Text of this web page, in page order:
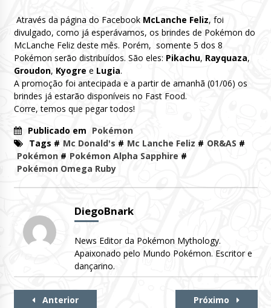
Através da página do Facebook McLanche Feliz, foi
divulgado, como já esperávamos, os brindes de Pokémon do
McLanche Feliz deste mês. Porém, somente 5 dos 8
Pokémon serão distribuídos. São eles: Pikachu, Rayquaza,
Groudon, Kyogre e Lugia.
A promoção foi antecipada e a partir de amanhã (01/06) os
brindes já estarão disponíveis no Fast Food.
Corre, temos que pegar todos!
Publicado em Pokémon
Tags # Mc Donald's # Mc Lanche Feliz # OR&AS #
Pokémon# Pokémon Alpha Sapphire #
Pokémon Omega Ruby
DiegoBnark
News Editor da Pokémon Mythology.
Apaixonado pelo Mundo Pokémon. Escritor e
dançarino.
Continue
Anterior Próximo